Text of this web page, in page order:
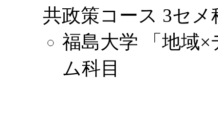
共政策コース 3セ
福島大学 「地域
ム科目